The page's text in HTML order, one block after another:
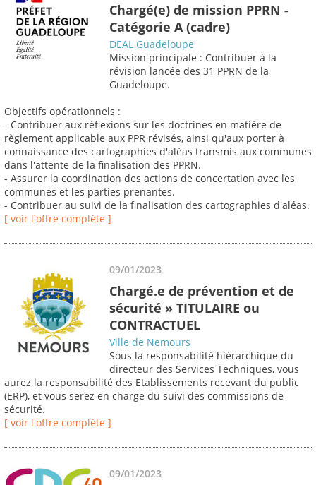
Chargé(e) de mission PPRN -
Catégorie A (cadre)
DEAL Guadeloupe
Mission principale : Contribuer à la
révision lancée des 31 PPRN de la
Guadeloupe.
Objectifs opérationnels :
- Contribuer aux réflexions sur les doctrines en matière de
règlement applicable aux PPR révisés, ainsi qu'aux porter à
connaissance des cartographies d'aléas transmis aux communes
dans l'attente de la finalisation des PPRN.
- Assurer la coordination des actions de concertation avec les
communes et les parties prenantes.
- Contribuer au suivi de la finalisation des cartographies d'aléas.
[ voir l'offre complète ]
09/01/2023
Chargé.e de prévention et de
sécurité » TITULAIRE ou
CONTRACTUEL
Ville de Nemours
Sous la responsabilité hiérarchique du
directeur des Services Techniques, vous
aurez la responsabilité des Etablissements recevant du public
(ERP), et vous serez en charge du suivi des commissions de
sécurité.
[ voir l'offre complète ]
09/01/2023